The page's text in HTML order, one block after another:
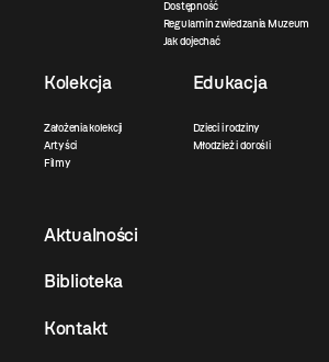
Dostępność
Regulamin zwiedzania Muzeum
Jak dojechać
Kolekcja
Założenia kolekcji
Artyści
Filmy
Edukacja
Dzieci i rodziny
Młodzież i dorośli
Aktualności
Biblioteka
Kontakt